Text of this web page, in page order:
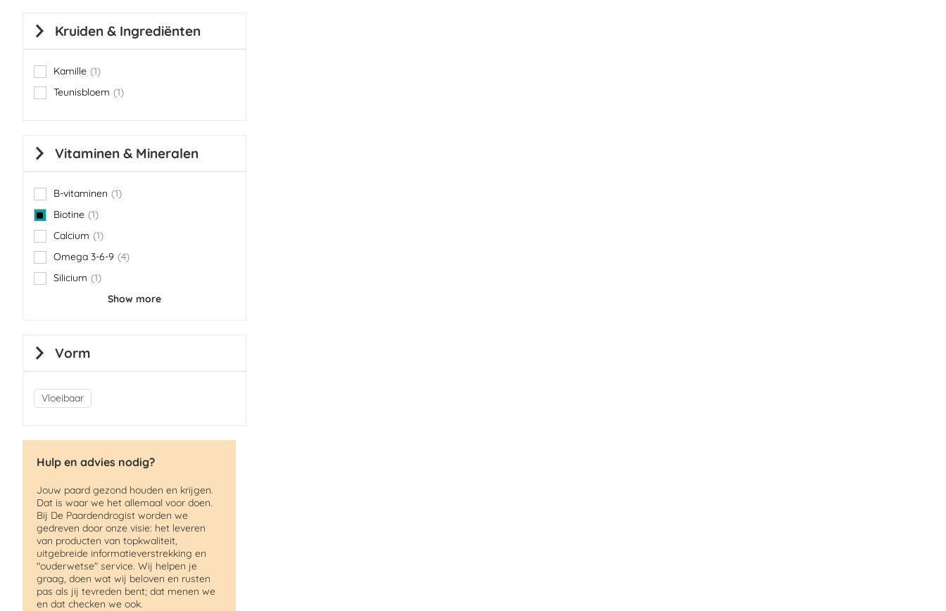
Kruiden & Ingrediënten
Kamille 1
item
Teunisbloem
1
item
Vitaminen & Mineralen
B-vitaminen 1
item
Biotine 1
item
Calcium
1
item
Omega 3-6-9
4
items
Silicium
1
item
Show more
Vorm
Vloeibaar
Hulp en advies nodig?
Jouw paard gezond houden en krijgen.
Dat is waar we het allemaal voor doen.
Bij De Paardendrogist worden we
gedreven door onze visie: het leveren
van producten van topkwaliteit,
uitgebreide informatieverstrekking en
"ouderwetse" service. Wij helpen je
graag, doen wat wij beloven en rusten
pas als jij tevreden bent; dat menen we
en dat checken we ook.